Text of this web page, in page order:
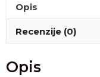
Opis
Recenzije (0)
Opis